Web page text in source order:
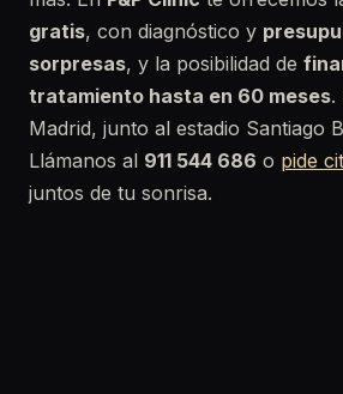
gratis, con diagnóstico y
sorpresas, y la posibilidad de
tratamiento hasta en 60 meses.
Madrid, junto al estadio Santiago
Llámanos al 911 544 686 o pide
juntos de tu sonrisa.